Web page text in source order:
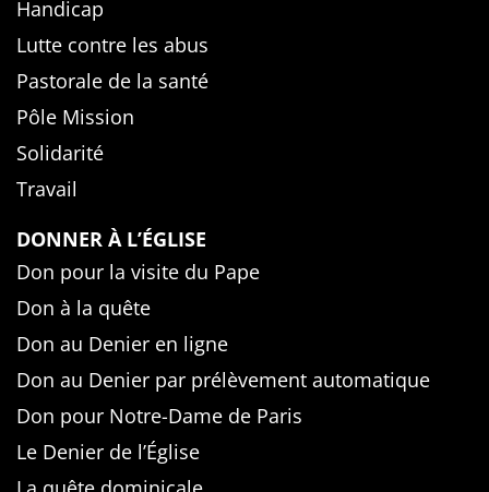
Handicap
Lutte contre les abus
Pastorale de la santé
Pôle Mission
Solidarité
Travail
DONNER À L’ÉGLISE
Don pour la visite du Pape
Don à la quête
Don au Denier en ligne
Don au Denier par prélèvement automatique
Don pour Notre-Dame de Paris
Le Denier de l’Église